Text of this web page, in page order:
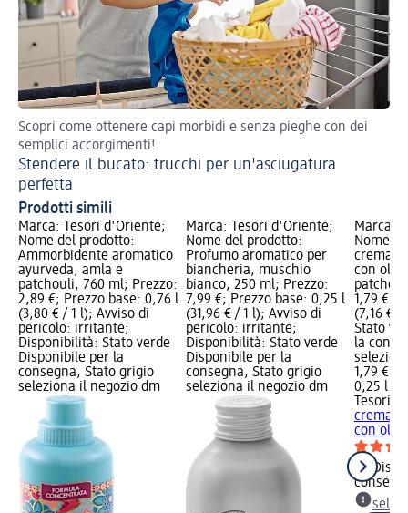
Scopri come ottenere capi morbidi e senza pieghe con dei
semplici accorgimenti!
Stendere il bucato: trucchi per un'asciugatura
perfetta
Prodotti simili
Marca: Tesori d'Oriente;
Nome del prodotto:
Ammorbidente aromatico
ayurveda, amla e
patchouli, 760 ml; Prezzo:
2,89 €; Prezzo base: 0,76 l
(3,80 € / 1 l); Avviso di
pericolo: irritante;
Disponibilità: Stato verde
Disponibile per la
consegna, Stato grigio
seleziona il negozio dm
Marca: Tesori d'Oriente;
Nome del prodotto:
Profumo aromatico per
biancheria, muschio
bianco, 250 ml; Prezzo:
7,99 €; Prezzo base: 0,25 l
(31,96 € / 1 l); Avviso di
pericolo: irritante;
Disponibilità: Stato verde
Disponibile per la
consegna, Stato grigio
seleziona il negozio dm
Marca:
Nome
crema
con olio
1,79 €;
(7,16 € /
Stato
la
1,79 €
0,25 l
Tesori
crema
con olio